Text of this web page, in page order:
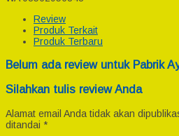
Review
Produk Terkait
Produk Terbaru
Belum ada review untuk Pabrik
Silahkan tulis review Anda
Alamat email Anda tidak akan
ditandai *